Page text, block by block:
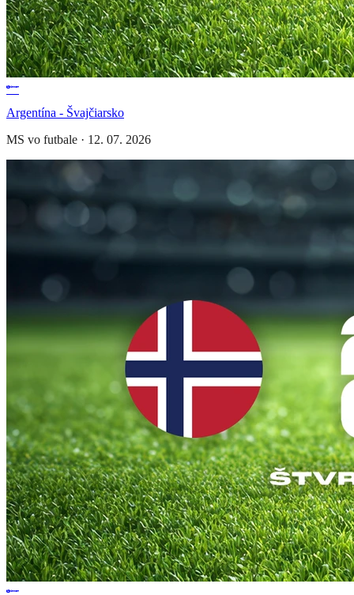
Argentína - Švajčiarsko
MS vo futbale · 12. 07. 2026